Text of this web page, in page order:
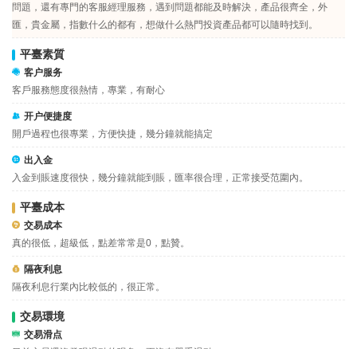
問題，還有專門的客服經理服務，遇到問題都能及時解決，產品很齊全，外
匯，貴金屬，指數什么的都有，想做什么熱門投資產品都可以隨時找到。
平臺素質
客户服务
客戶服務態度很熱情，專業，有耐心
开户便捷度
開戶過程也很專業，方便快捷，幾分鐘就能搞定
出入金
入金到賬速度很快，幾分鐘就能到賬，匯率很合理，正常接受范圍內。
平臺成本
交易成本
真的很低，超級低，點差常常是0，點贊。
隔夜利息
隔夜利息行業內比較低的，很正常。
交易環境
交易滑点